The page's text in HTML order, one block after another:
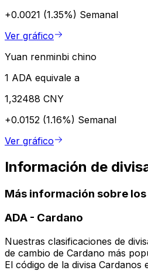
+0.0021 (1.35%) Semanal
Ver gráfico
Yuan renminbi chino
1 ADA equivale a
1,32488 CNY
+0.0152 (1.16%) Semanal
Ver gráfico
Información de
Más información sobre los
ADA - Cardano
Nuestras clasificaciones de
de cambio de Cardano más
El código de la divisa Cardanos